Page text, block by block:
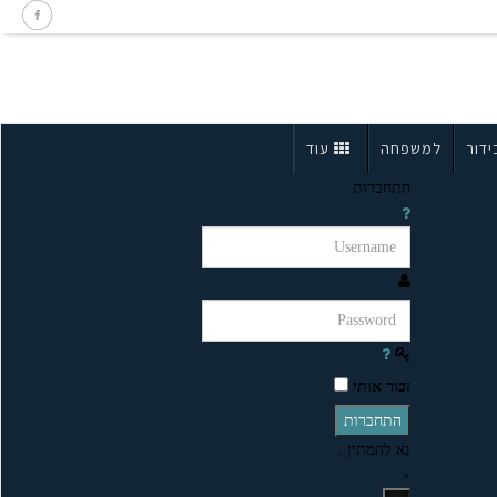
למשפחה עוד
התחברות
זכור אותי
התחברות
נא להמתין...
×